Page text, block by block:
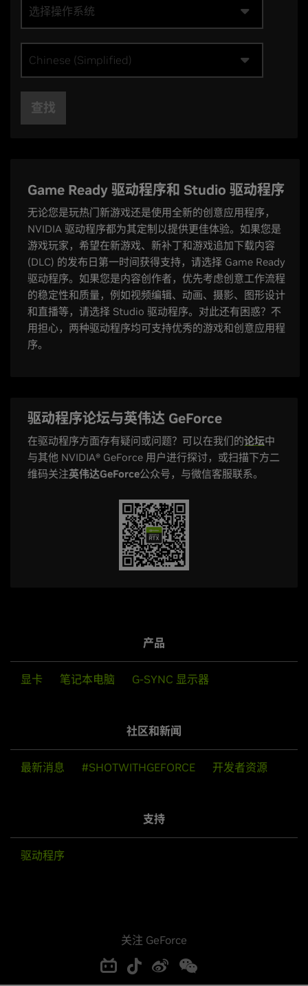
选择操作系统
Chinese (Simplified)
查找
Game Ready 驱动程序和 Studio 驱动程序
无论您是玩热门新游戏还是使用全新的创意应用程序，
NVIDIA 驱动程序都为其定制以提供更佳体验。如果您是
游戏玩家，希望在新游戏、新补丁和游戏追加下载内容
(DLC) 的发布日第一时间获得支持，请选择 Game Ready
驱动程序。如果您是内容创作者，优先考虑创意工作流程
的稳定性和质量，例如视频编辑、动画、摄影、图形设计
和直播等，请选择 Studio 驱动程序。对此还有困惑？不
用担心，两种驱动程序均可支持优秀的游戏和创意应用程
序。
驱动程序论坛与英伟达 GeForce
在驱动程序方面存有疑问或问题？可以在我们的论坛中
与其他 NVIDIA® GeForce 用户进行探讨，或扫描下方二
维码关注英伟达GeForce公众号，与微信客服联系。
产品
显卡 笔记本电脑 G-SYNC 显示器
社区和新闻
最新消息 #SHOTWITHGEFORCE 开发者资源
支持
驱动程序
关注 GeForce